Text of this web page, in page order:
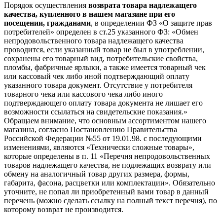
Порядок осуществления возврата товара надлежащего
качества, купленного в нашем магазине при его
посещении, гражданами, в определении ФЗ «О защите прав
потребителей» определен в ст.25 указанного ФЗ: «Обмен
непродовольственного товара надлежащего качества
проводится, если указанный товар не был в употреблении,
сохранены его товарный вид, потребительские свойства,
пломбы, фабричные ярлыки, а также имеется товарный чек
или кассовый чек либо иной подтверждающий оплату
указанного товара документ. Отсутствие у потребителя
товарного чека или кассового чека либо иного
подтверждающего оплату товара документа не лишает его
возможности ссылаться на свидетельские показания.»
Обращаем внимание, что основным ассортиментом нашего
магазина, согласно Постановлению Правительства
Российской Федерации №55 от 19.01.98. с последующими
изменениями, являются «Технически сложные товары»,
которые определены в п. 11 «Перечня непродовольственных
товаров надлежащего качества, не подлежащих возврату или
обмену на аналогичный товар других размера, формы,
габарита, фасона, расцветки или комплектации». Обязательно
уточните, не попал ли приобретенный вами товар в данный
перечень (можно сделать ссылку на полный текст перечня), по
которому возврат не производится.